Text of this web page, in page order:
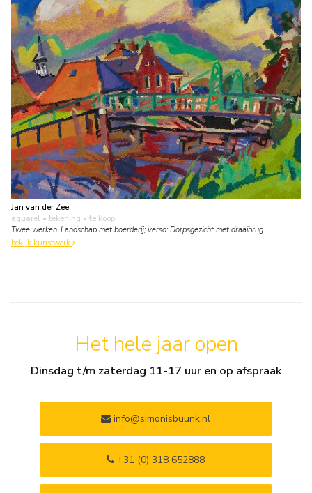
Jan van der Zee
aquarel • tekening • te koop
Twee werken: Landschap met boerderij; verso: Dorpsgezicht met draaibrug
bekijk kunstwerk
Het hele jaar open
Dinsdag t/m zaterdag 11-17 uur en op afspraak
info@simonisbuunk.nl
+31 (0) 318 652888